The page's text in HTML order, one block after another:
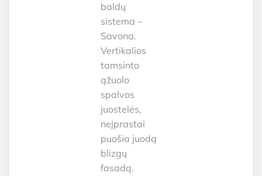
baldų
sistema –
Savona.
Vertikalios
tamsinto
ąžuolo
spalvos
juostelės,
neįprastai
puošia juodą
blizgų
fasadą.